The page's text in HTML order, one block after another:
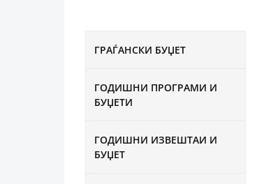
ГРАЃАНСКИ БУЏЕТ
ГОДИШНИ ПРОГРАМИ И
БУЏЕТИ
ГОДИШНИ ИЗВЕШТАИ И
БУЏЕТ